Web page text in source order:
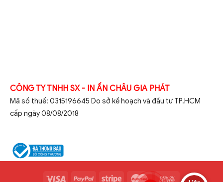
CÔNG TY TNHH SX - IN ẤN CHÂU GIA PHÁT
Mã số thuế: 0315196645 Do sở kế hoạch và đầu tư TP.HCM
cấp ngày 08/08/2018